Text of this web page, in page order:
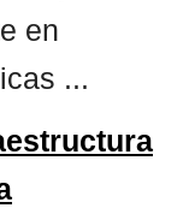
en
...